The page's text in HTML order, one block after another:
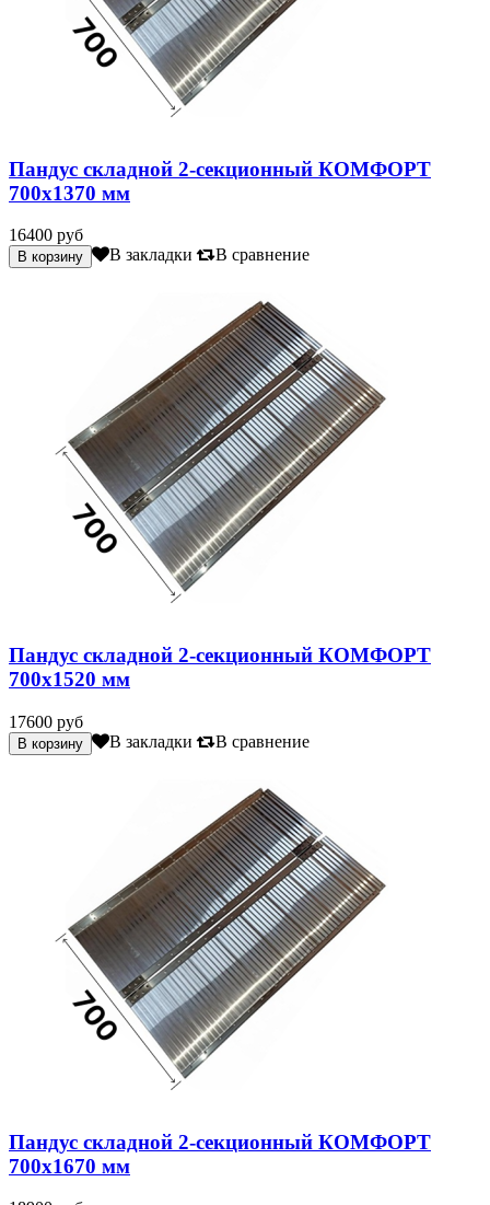
Пандус складной 2-секционный КОМФОРТ
700х1370 мм
16400 руб
В закладки В сравнение
Пандус складной 2-секционный КОМФОРТ
700х1520 мм
17600 руб
В закладки В сравнение
Пандус складной 2-секционный КОМФОРТ
700х1670 мм